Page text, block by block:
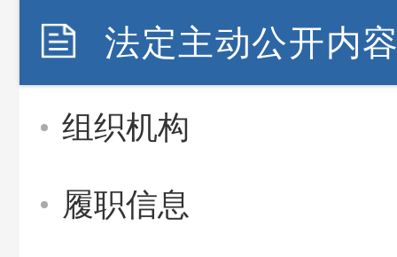
法定主动公开内
组织机构
履职信息